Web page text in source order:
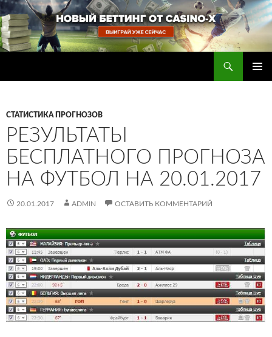
Перейти
к
содержимому
СТАТИСТИКА ПРОГНОЗОВ
РЕЗУЛЬТАТЫ
БЕСПЛАТНОГО ПРОГНОЗА
НА ФУТБОЛ НА 20.01.2017
20.01.2017 ADMIN ОСТАВИТЬ КОММЕНТАРИЙ